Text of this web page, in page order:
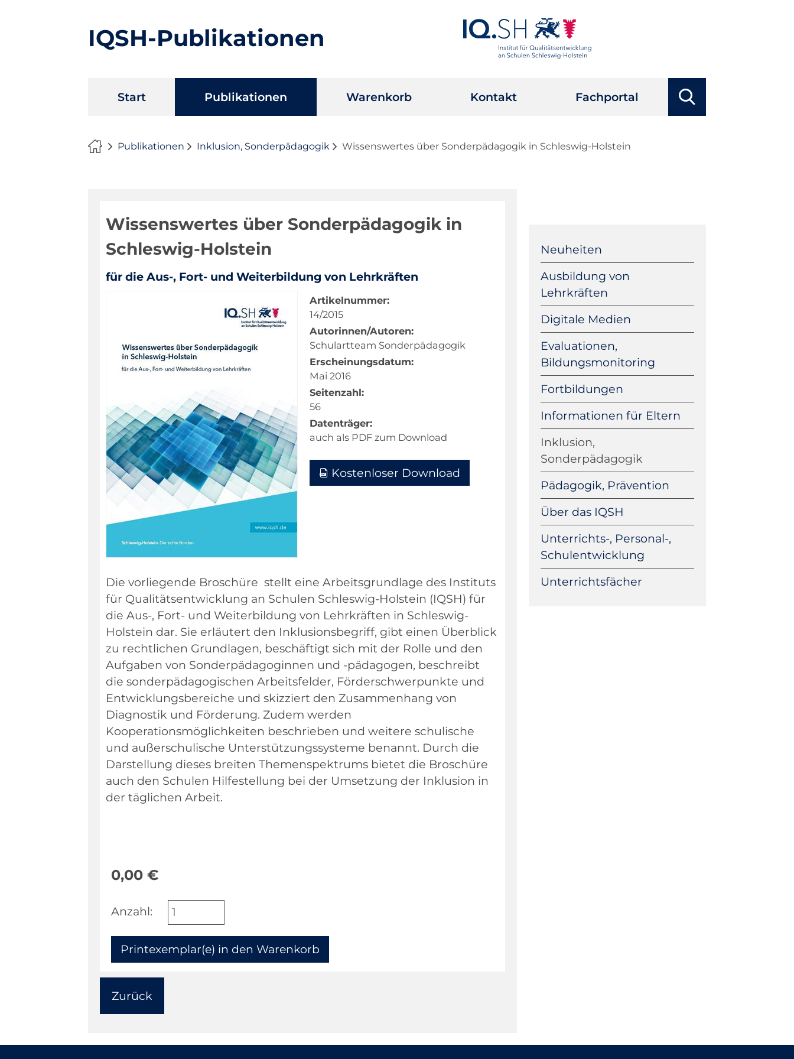
IQSH-Publikationen
überspringen
Start Publikationen Warenkorb Kontakt Fachportal Suchbegriffe
Publikationen Inklusion, Sonderpädagogik Wissenswertes über Sonderpädagogik in Schleswig-Holstein
Wissenswertes über Sonderpädagogik in
Schleswig-Holstein
für die Aus-, Fort- und Weiterbildung von Lehrkräften
Artikelnummer:
14/2015
Autorinnen/Autoren:
Schulartteam Sonderpädagogik
Erscheinungsdatum:
Mai 2016
Seitenzahl:
56
Datenträger:
auch als PDF zum Download
Kostenloser Download
Die vorliegende Broschüre stellt eine Arbeitsgrundlage des Instituts
für Qualitätsentwicklung an Schulen Schleswig-Holstein (IQSH) für
die Aus-, Fort- und Weiterbildung von Lehrkräften in Schleswig-
Holstein dar. Sie erläutert den Inklusionsbegriff, gibt einen Überblick
zu rechtlichen Grundlagen, beschäftigt sich mit der Rolle und den
Aufgaben von Sonderpädagoginnen und -pädagogen, beschreibt
die sonderpädagogischen Arbeitsfelder, Förderschwerpunkte und
Entwicklungsbereiche und skizziert den Zusammenhang von
Diagnostik und Förderung. Zudem werden
Kooperationsmöglichkeiten beschrieben und weitere schulische
und außerschulische Unterstützungssysteme benannt. Durch die
Darstellung dieses breiten Themenspektrums bietet die Broschüre
auch den Schulen Hilfestellung bei der Umsetzung der Inklusion in
der täglichen Arbeit.
0,00€
Anzahl:
Zurück
überspringen
Neuheiten
Ausbildung von
Lehrkräften
Digitale Medien
Evaluationen,
Bildungsmonitoring
Fortbildungen
Informationen für Eltern
Inklusion,
Sonderpädagogik
Pädagogik, Prävention
Über das IQSH
Unterrichts-, Personal-,
Schulentwicklung
Unterrichtsfächer